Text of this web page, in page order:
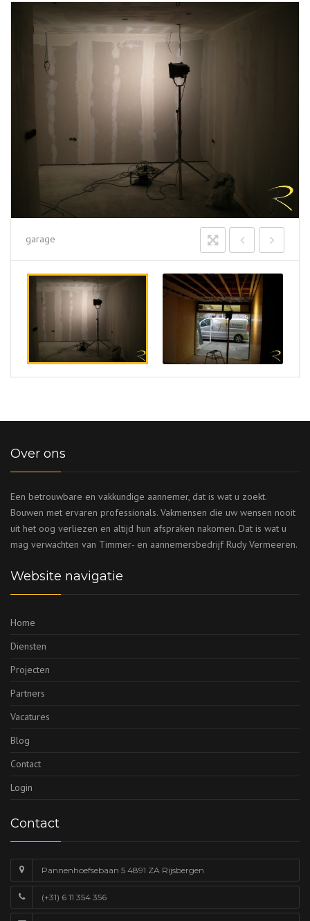
garage
Over ons
Een betrouwbare en vakkundige aannemer, dat is wat u zoekt.
Bouwen met ervaren professionals. Vakmensen die uw wensen nooit
uit het oog verliezen en altijd hun afspraken nakomen. Dat is wat u
mag verwachten van Timmer- en aannemersbedrijf Rudy Vermeeren.
Website navigatie
Home
Diensten
Projecten
Partners
Vacatures
Blog
Contact
Login
Contact
Pannenhoefsebaan 5 4891 ZA Rijsbergen
(+31) 6 11 354 356